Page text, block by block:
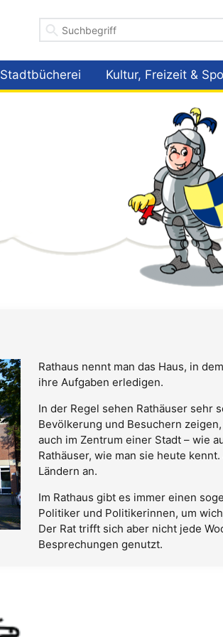
Stadtbücherei Kultur, Freizeit &
Rathaus nennt man das Haus, in
ihre Aufgaben erledigen.
In der Regel sehen Rathäuser sehr
Bevölkerung und Besuchern
auch im Zentrum einer Stadt – wie
Rathäuser, wie man sie heute
Ländern an.
Im Rathaus gibt es immer einen
Politiker und Politikerinnen, um
Der Rat trifft sich aber nicht jede
Besprechungen genutzt.